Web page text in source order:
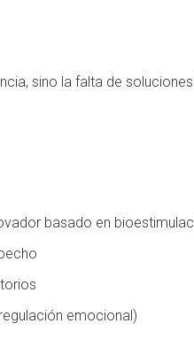
sino la falta de
basado en
emocional)